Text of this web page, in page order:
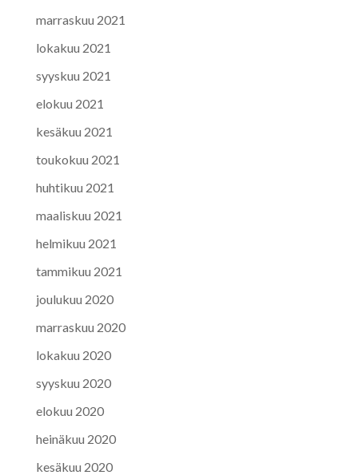
marraskuu 2021
lokakuu 2021
syyskuu 2021
elokuu 2021
kesäkuu 2021
toukokuu 2021
huhtikuu 2021
maaliskuu 2021
helmikuu 2021
tammikuu 2021
joulukuu 2020
marraskuu 2020
lokakuu 2020
syyskuu 2020
elokuu 2020
heinäkuu 2020
kesäkuu 2020